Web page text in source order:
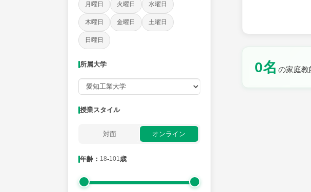
月曜日 火曜日 水曜日
木曜日 金曜日 土曜日
日曜日
所属大学
授業スタイル
対面 オンライン
年齢： 18-101歳
0名 の家庭教
授業可能日
火曜日 土曜日 日曜日
所属大学